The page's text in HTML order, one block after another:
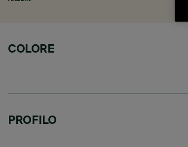
COLORE
PROFILO